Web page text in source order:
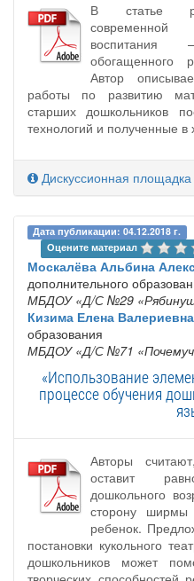
В статье
воспитания
обогащенного
Автор
работы по развитию
старших дошкольников
технологий и полученные в
Дискуссионная площадка
Дата публикации: 04.12.2018 г.
Оцените материал
Москалёва Альбина
дополнительного
МБДОУ «Д/С №29
Кизима Елена Валериевна
образования
МБДОУ «Д/С №71
«Использование
процессе обучения
Авторы
оставит
дошкольного
сторону ширмы
ребенок.
постановки кукольного
дошкольников может